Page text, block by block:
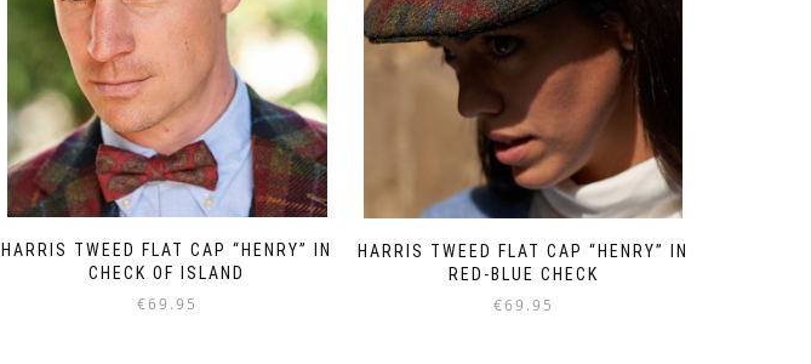
de
productpagina
de
productpagina
HARRIS TWEED FLAT CAP “HENRY” IN
CHECK OF ISLAND
€69.95
HARRIS TWEED FLAT CAP “HENRY” IN
RED-BLUE CHECK
€69.95